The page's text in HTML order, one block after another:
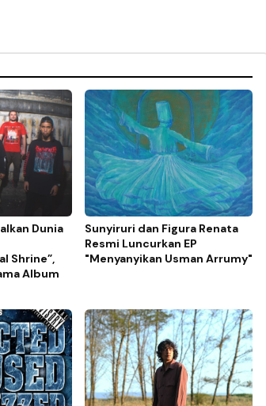
Dunia
Shrine”,
Album
Sunyiruri dan Figura Renata
Resmi Luncurkan EP
"Menyanyikan Usman Arrumy"